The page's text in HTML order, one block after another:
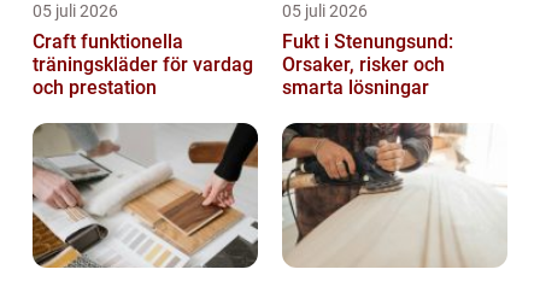
05 juli 2026
Craft funktionella
träningskläder för vardag
och prestation
05 juli 2026
Fukt i Stenungsund:
Orsaker, risker och
smarta lösningar